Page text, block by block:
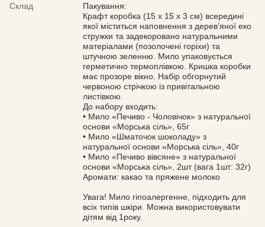
Склад
Пакування:
Крафт коробка (15 х 15 х 3 см) всередині
якої міститься наповнення з дерев’яної еко
стружки та задекоровано натуральними
матеріалами (позолочені горіхи) та
штучною зеленню. Мило упаковується
герметично термоплівкою. Кришка коробки
має прозоре вікно. Набір обгорнутий
червоною стрічкою із привітальною
листівкою.
До набору входить:
• Мило «Печиво - Чоловічок» з натуральної
основи «Морська сіль», 65г
• Мило «Шматочок шоколаду» з
натуральної основи «Морська сіль», 40г
• Мило «Печиво вівсяне» з натуральної
основи «Морська сіль», 2шт (вага 1шт: 32г)
Аромати: какао та пряжене молоко
Увага! Мило гіпоалергенне, підходить для
всіх типів шкіри. Можна використовувати
дітям від 1року.